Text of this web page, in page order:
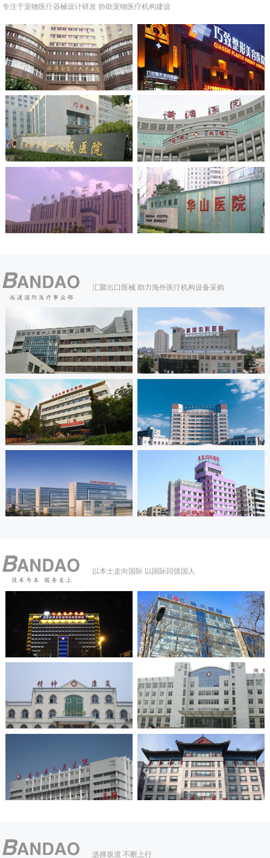
专注于宠物医疗器械设计研发 协助宠物医疗机构建设
汇聚出口医械 助力海外医疗机构设备采购
以本土走向国际 以国际回馈国人
选择坂道 不断上行